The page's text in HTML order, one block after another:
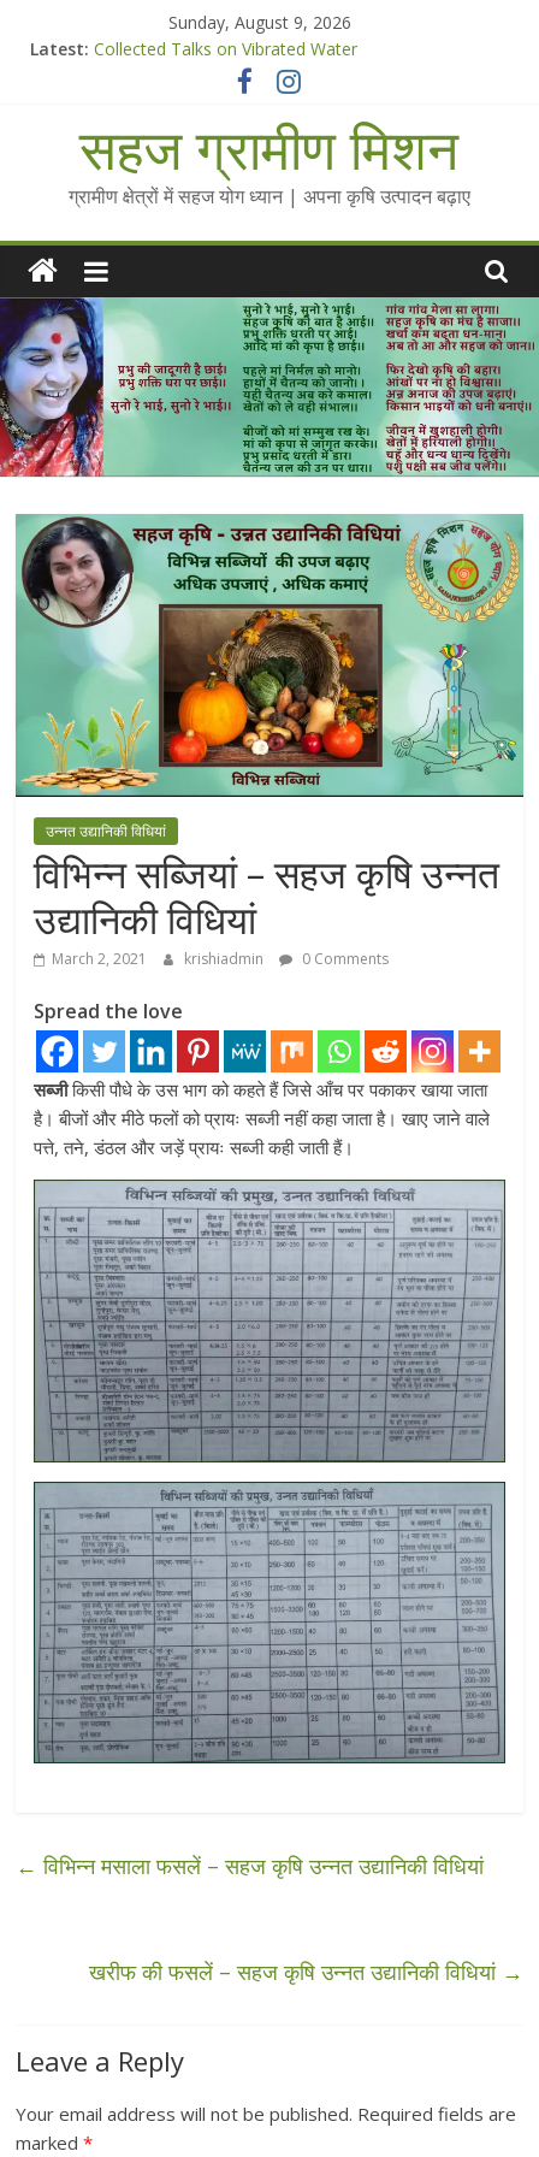
Sunday, August 9, 2026
Latest: Collected Talks on Vibrated Water
सहज कृषि प्रचार-प्रसार किट
Standee Designs @ 2025 for Sahaj Krishi Promotions
Chalo Gaon Ki Or Abhiyaan - 2025-26
सहज ग्रामीण मिशन
ग्रामीण क्षेत्रों में सहज योग ध्यान | अपना कृषि उत्पादन बढ़ाए
उन्नत उद्यानिकी विधियां
विभिन्न सब्जियां – सहज कृषि उन्नत
उद्यानिकी विधियां
March 2, 2021 krishiadmin 0 Comments
Spread the love
सब्जीकिसी पौधे के उस भाग को कहते हैं जिसे आँच पर पकाकर खाया जाता
है। बीजों और मीठे फलों को प्रायः सब्जी नहीं कहा जाता है। खाए जाने वाले
पत्ते, तने, डंठल और जड़ें प्रायः सब्जी कही जाती हैं।
← विभिन्न मसाला फसलें – सहज कृषि उन्नत उद्यानिकी विधियां
खरीफ की फसलें – सहज कृषि उन्नत उद्यानिकी विधियां →
Leave a Reply
Your email address will not be published. Required fields are
marked*